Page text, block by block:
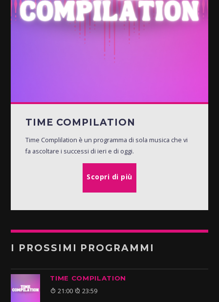
TIME COMPILATION
Time Complilation è un programma di sola musica che vi
fa ascoltare i successi di ieri e di oggi.
Scopri di più
I PROSSIMI PROGRAMMI
TIME COMPILATION
21:00 23:59